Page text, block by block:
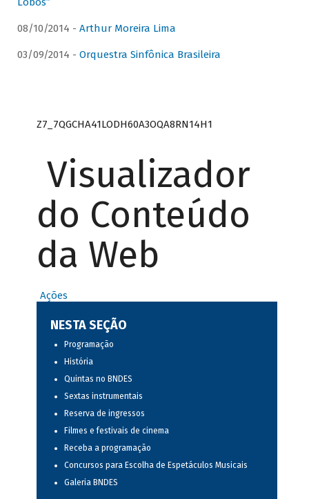
08/10/2014 - Arthur Moreira Lima
03/09/2014 - Orquestra Sinfônica Brasileira
Z7_7QGCHA41LODH60A3OQA8RN14H1
Visualizador
do Conteúdo
da Web
Ações
NESTA SEÇÃO
Programação
História
Quintas no BNDES
Sextas instrumentais
Reserva de ingressos
Filmes e festivais de cinema
Receba a programação
Concursos para Escolha de Espetáculos Musicais
Galeria BNDES